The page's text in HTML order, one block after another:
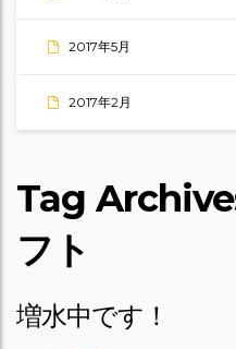
2017年5月
2017年2月
Tag
フト
増水中です！